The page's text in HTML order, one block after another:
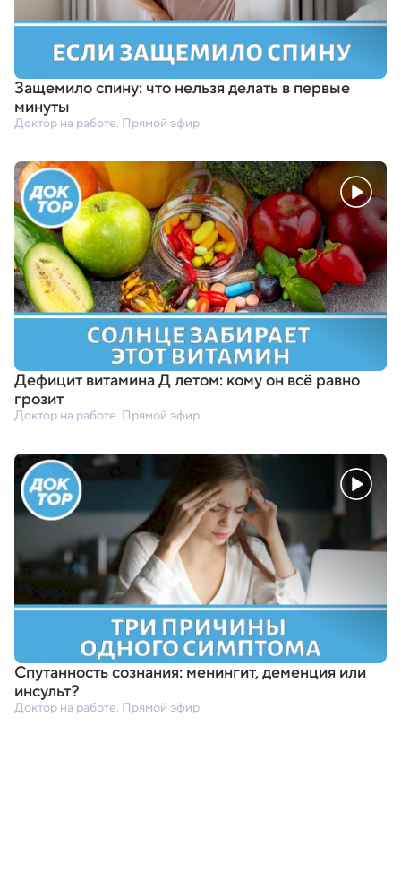
Защемило спину: что нельзя делать в первые
минуты
Доктор на работе. Прямой эфир
Дефицит витамина Д летом: кому он всё равно
грозит
Доктор на работе. Прямой эфир
Спутанность сознания: менингит,деменция или
инсульт?
Доктор на работе. Прямой эфир